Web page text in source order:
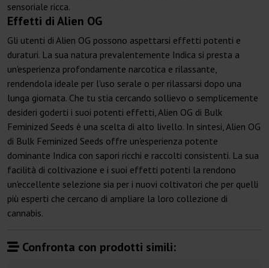
sensoriale ricca.
Effetti di Alien OG
Gli utenti di Alien OG possono aspettarsi effetti potenti e
duraturi. La sua natura prevalentemente Indica si presta a
un'esperienza profondamente narcotica e rilassante,
rendendola ideale per l'uso serale o per rilassarsi dopo una
lunga giornata. Che tu stia cercando sollievo o semplicemente
desideri goderti i suoi potenti effetti, Alien OG di Bulk
Feminized Seeds è una scelta di alto livello. In sintesi, Alien OG
di Bulk Feminized Seeds offre un'esperienza potente
dominante Indica con sapori ricchi e raccolti consistenti. La sua
facilità di coltivazione e i suoi effetti potenti la rendono
un'eccellente selezione sia per i nuovi coltivatori che per quelli
più esperti che cercano di ampliare la loro collezione di
cannabis.
Confronta con prodotti simili: